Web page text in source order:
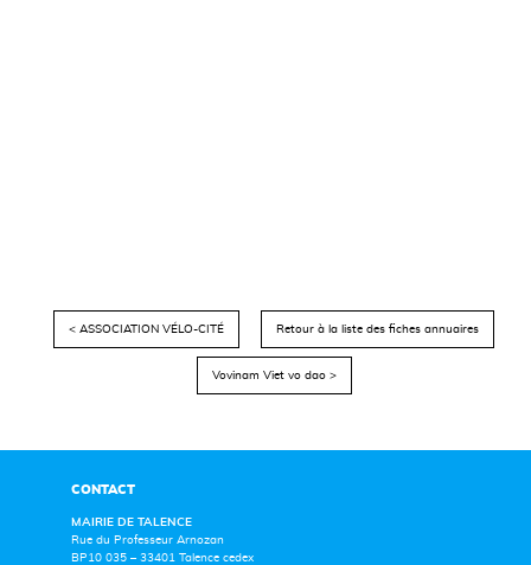
< ASSOCIATION VÉLO-CITÉ Retour à la liste des fiches annuaires
Vovinam Viet vo dao >
CONTACT
MAIRIE DE TALENCE
Rue du Professeur Arnozan
BP10 035 – 33401 Talence cedex